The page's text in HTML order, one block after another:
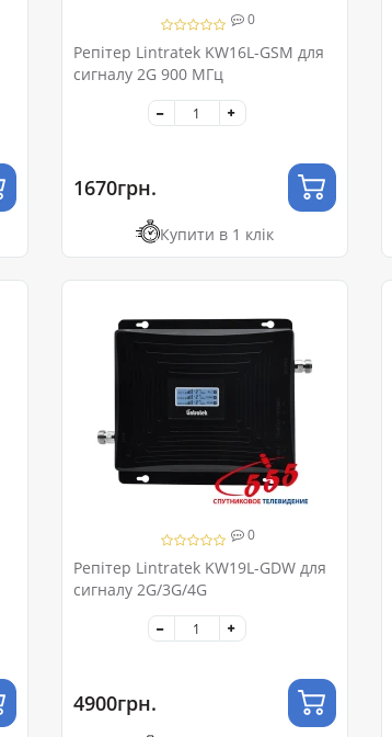
0
Репітер Lintratek KW16L-GSM для
сигналу 2G 900 МГц
1670грн.
Купити в 1 клік
0
Репітер Lintratek KW19L-GDW для
сигналу 2G/3G/4G
4900грн.